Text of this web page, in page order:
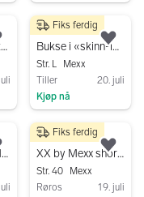
Mexx Metropolitan bukseLegg til som favoritt.
235 kr
Bukse i «skinn-look»
Str. L
Mexx
Tiller
20. juli
Kjøp nå
Fiks ferdig
Cargo shorts) MEXX str 36-38Legg til som favoritt.
250 kr
XX by Mexx shorts dame svart str. 40
Str. 40
Mexx
Røros
19. juli
Fiks ferdig